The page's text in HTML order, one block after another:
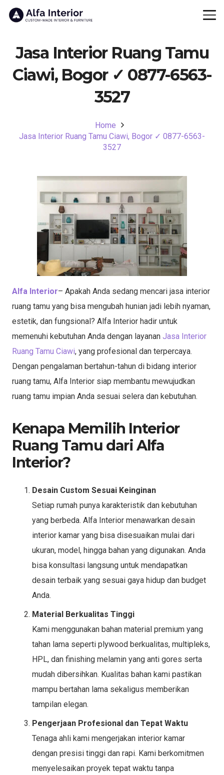
Jasa Interior Ruang Tamu
Ciawi, Bogor ✓ 0877-6563-
3527
Home
Jasa Interior Ruang Tamu Ciawi, Bogor ✓ 0877-6563-
3527
Alfa Interior– Apakah Anda sedang mencari jasa interior
ruang tamu yang bisa mengubah hunian jadi lebih nyaman,
estetik, dan fungsional? Alfa Interior hadir untuk
memenuhi kebutuhan Anda dengan layanan Jasa Interior
Ruang Tamu Ciawi, yang profesional dan terpercaya.
Dengan pengalaman bertahun-tahun di bidang interior
ruang tamu, Alfa Interior siap membantu mewujudkan
ruang tamu impian Anda sesuai selera dan kebutuhan.
Kenapa Memilih Interior
Ruang Tamu dari Alfa
Interior?
Desain Custom Sesuai Keinginan
Setiap rumah punya karakteristik dan kebutuhan
yang berbeda. Alfa Interior menawarkan desain
interior kamar yang bisa disesuaikan mulai dari
ukuran, model, hingga bahan yang digunakan. Anda
bisa konsultasi langsung untuk mendapatkan
desain terbaik yang sesuai gaya hidup dan budget
Anda.
Material Berkualitas Tinggi
Kami menggunakan bahan material premium yang
tahan lama seperti plywood berkualitas, multipleks,
HPL, dan finishing melamin yang anti gores serta
mudah dibersihkan. Kualitas bahan kami pastikan
mampu bertahan lama sekaligus memberikan
tampilan elegan.
Pengerjaan Profesional dan Tepat Waktu
Tenaga ahli kami mengerjakan interior kamar
dengan presisi tinggi dan rapi. Kami berkomitmen
menyelesaikan proyek tepat waktu tanpa